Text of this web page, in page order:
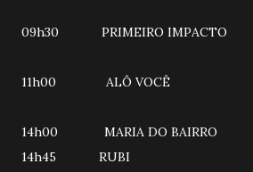
09h30 PRIMEIRO
11h00 ALÔ
14h00 MARIA DO
14h45 RUBI